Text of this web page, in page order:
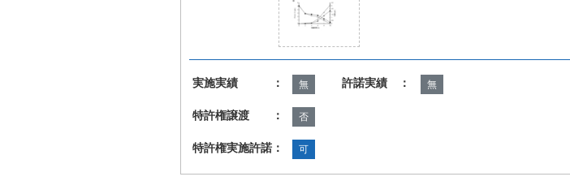
実施実績 ： 無 許諾実績 ： 無
特許権譲渡 ： 否
特許権実施許諾： 可